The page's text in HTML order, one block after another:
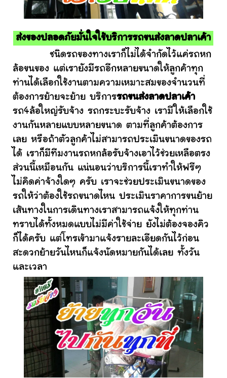
ส่งของปลอดภัยมั่นใจใช้บริการรถขนส่งลาดปลาเค้า
ชนิดรถของทางเราก็ไม่ได้จำกัดไว้แค่รถหก
ล้อขนของ แต่เรายังมีรถอีกหลายขนาดให้ลูกค้าทุก
ท่านได้เลือกใช้งานตามความเหมาะสมของจำนวนที่
ต้องการย้ายจะย้าย บริการรถขนส่งลาดปลาเค้า
รถ4ล้อใหญ่รับจ้าง รถกระบะรับจ้าง เรามีให้เลือกใช้
งานกันหลายแบบหลายขนาด ตามที่ลูกค้าต้องการ
เลย หรือถ้าตัวลูกค้าไม่สามารถประเมินขนาดของรถ
ได้ เราก็มีทีมงานรถหกล้อรับจ้างเอาไว้ช่วยเหลือตรง
ส่วนนี้เหมือนกัน แน่นอนว่าบริการนี้เราทำให้ฟรีๆ
ไม่คิดค่าจ้างใดๆ ครับ เราจะช่วยประเมินขนาดของ
รถให้ว่าต้องใช้รถขนาดไหน ประเมินราคาการขนย้าย
เส้นทางในการเดินทางเราสามารถแจ้งให้ทุกท่าน
ทราบได้ทั้งหมดแบบไม่มีค่าใช้จ่าย ยังไม่ต้องจองคิว
ก็ได้ครับ แต่โทรเข้ามาแจ้งรายละเอียดกันไว้ก่อน
สะดวกย้ายวันไหนก็แจ้งนัดหมายกันได้เลย ทั้งวัน
และเวลา